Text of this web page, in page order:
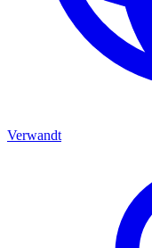
Verwandt